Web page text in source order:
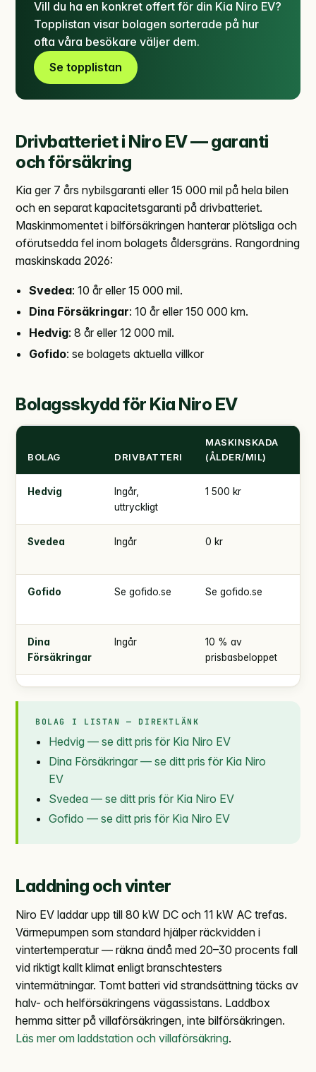
Vill du ha en konkret offert för din Kia Niro EV?
Topplistan visar bolagen sorterade på hur
ofta våra besökare väljer dem.
Se topplistan
Drivbatteriet i Niro EV — garanti
och försäkring
Kia ger 7 års nybilsgaranti eller 15 000 mil på hela bilen
och en separat kapacitetsgaranti på drivbatteriet.
Maskinmomentet i bilförsäkringen hanterar plötsliga och
oförutsedda fel inom bolagets åldersgräns. Rangordning
maskinskada 2026:
Svedea: 10 år eller 15 000 mil.
Dina Försäkringar: 10 år eller 150 000 km.
Hedvig: 8 år eller 12 000 mil.
Gofido: se bolagets aktuella villkor
Bolagsskydd för Kia Niro EV
BOLAG DRIVBATTERI
MASKINSKADA
(ÅLDER/MIL)
Hedvig
Ingår,
uttryckligt
1 500 kr
Svedea Ingår 0 kr
Gofido Se gofido.se Se gofido.se
Dina
Försäkringar
Ingår
10 % av
prisbasbeloppet
BOLAG I LISTAN — DIREKTLÄNK
Hedvig — se ditt pris för Kia Niro EV
Dina Försäkringar — se ditt pris för Kia Niro
EV
Svedea — se ditt pris för Kia Niro EV
Gofido — se ditt pris för Kia Niro EV
Laddning och vinter
Niro EV laddar upp till 80 kW DC och 11 kW AC trefas.
Värmepumpen som standard hjälper räckvidden i
vintertemperatur — räkna ändå med 20–30 procents fall
vid riktigt kallt klimat enligt branschtesters
vintermätningar. Tomt batteri vid strandsättning täcks av
halv- och helförsäkringens vägassistans. Laddbox
hemma sitter på villaförsäkringen, inte bilförsäkringen.
Läs mer om laddstation och villaförsäkring.